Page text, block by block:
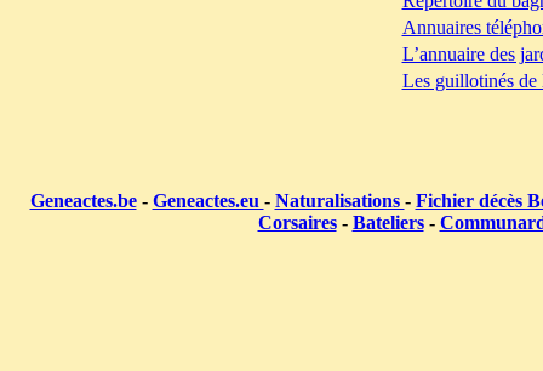
Annuaires
L’annuaire des
Les guillotinés de
Geneactes.be- Geneactes.eu - Naturalisations - Fichier décès
Corsaires- Bateliers-